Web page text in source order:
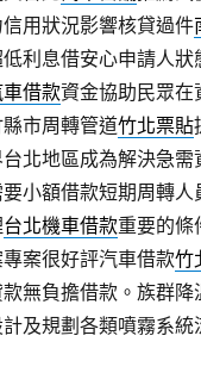
用狀況影響核貸過件
利息借安心申請人狀
借款資金協助民眾在
市周轉管道竹北票貼
北地區成為解決急需
小額借款短期周轉人
台北機車借款重要的條
案很好評汽車借款竹
無負擔借款。族群降
及規劃各類噴霧系統